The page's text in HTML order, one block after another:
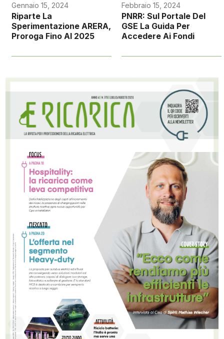
Gennaio 15, 2024
Riparte La
Sperimentazione ARERA,
Proroga Fino Al 2025
Febbraio 15, 2024
PNRR: Sul Portale Del
GSE La Guida Per
Accedere Ai Fondi